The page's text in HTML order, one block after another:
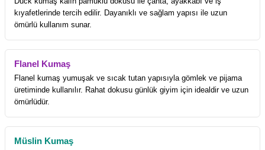
kıyafetlerinde tercih edilir. Dayanıklı ve sağlam yapısı ile uzun
ömürlü kullanım sunar.
Flanel Kumaş
Flanel kumaş yumuşak ve sıcak tutan yapısıyla gömlek ve pijama
üretiminde kullanılır. Rahat dokusu günlük giyim için idealdir ve uzun
ömürlüdür.
Müslin Kumaş